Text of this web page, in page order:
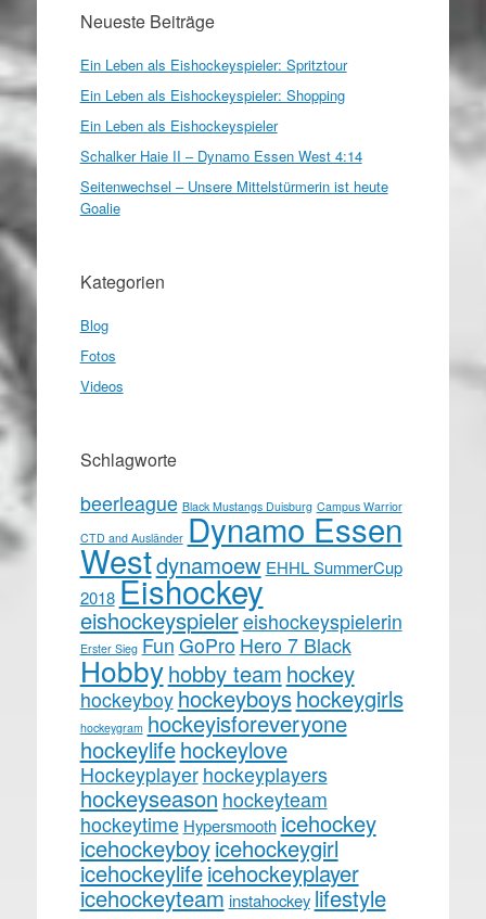
Neueste Beiträge
Ein Leben als Eishockeyspieler: Spritztour
Ein Leben als Eishockeyspieler: Shopping
Ein Leben als Eishockeyspieler
Schalker Haie II – Dynamo Essen West 4:14
Seitenwechsel – Unsere Mittelstürmerin ist heute
Goalie
Kategorien
Blog
Fotos
Videos
Schlagworte
beerleague Black Mustangs Duisburg Campus Warrior
CTD and Ausländer Dynamo Essen
Westdynamoew EHHL SummerCup
2018Eishockey
eishockeyspielereishockeyspielerin
Erster Sieg Fun GoPro Hero 7 Black
Hobbyhobby team hockey
hockeyboy hockeyboyshockeygirls
hockeygram hockeyisforeveryone
hockeylifehockeylove
Hockeyplayer hockeyplayers
hockeyseason hockeyteam
hockeytime Hypersmooth icehockey
icehockeyboyicehockeygirl
icehockeylifeicehockeyplayer
icehockeyteam instahockey lifestyle